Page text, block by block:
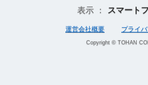
表示 ： スマート
運営会社概要 プライ
Copyright © TOHAN